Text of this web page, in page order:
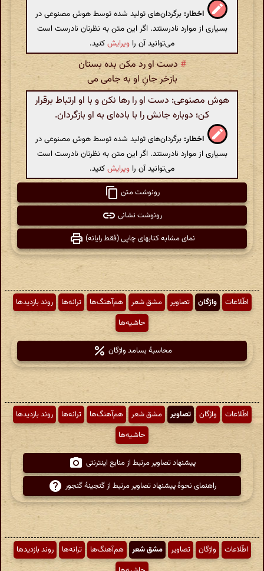
اخطار: برگردان‌های تولید شده توسط هوش مصنوعی در
بسیاری از موارد نادرستند. اگر این متن به نظرتان نادرست است
می‌توانید آن را ویرایشکنید.
# دست او رد مکن بده بستان
بازخر جانِ او به جامی می
هوش مصنوعی: دست او را رها نکن و با او ارتباط برقرار
کن؛ دوباره جانش را با باده‌ای به او بازگردان.
اخطار: برگردان‌های تولید شده توسط هوش مصنوعی در
بسیاری از موارد نادرستند. اگر این متن به نظرتان نادرست است
می‌توانید آن را ویرایشکنید.
رونوشت متن
رونوشت نشانی
نمای مشابه کتابهای چاپی (فقط رایانه)
اطّلاعات واژگان تصاویر مشق شعر هم‌آهنگ‌ها ترانه‌ها
روند بازدیدها
حاشیه‌ها
محاسبهٔ بسامد واژگان
اطّلاعات واژگان تصاویر مشق شعر هم‌آهنگ‌ها ترانه‌ها
روند بازدیدها
حاشیه‌ها
پیشنهاد تصاویر مرتبط از منابع اینترنتی
راهنمای نحوهٔ پیشنهاد تصاویر مرتبط از گنجینهٔ گنجور
اطّلاعات واژگان تصاویر مشق شعر هم‌آهنگ‌ها ترانه‌ها
روند بازدیدها